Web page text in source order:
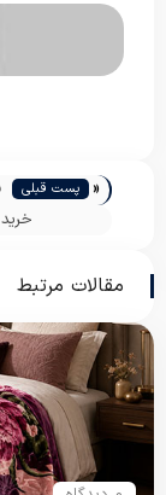
« پست قبلی
مقالات مرتبط